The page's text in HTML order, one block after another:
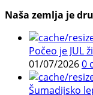
Naša zemlja je
Počeo je JUL
01/07/20260
Šumadijsko